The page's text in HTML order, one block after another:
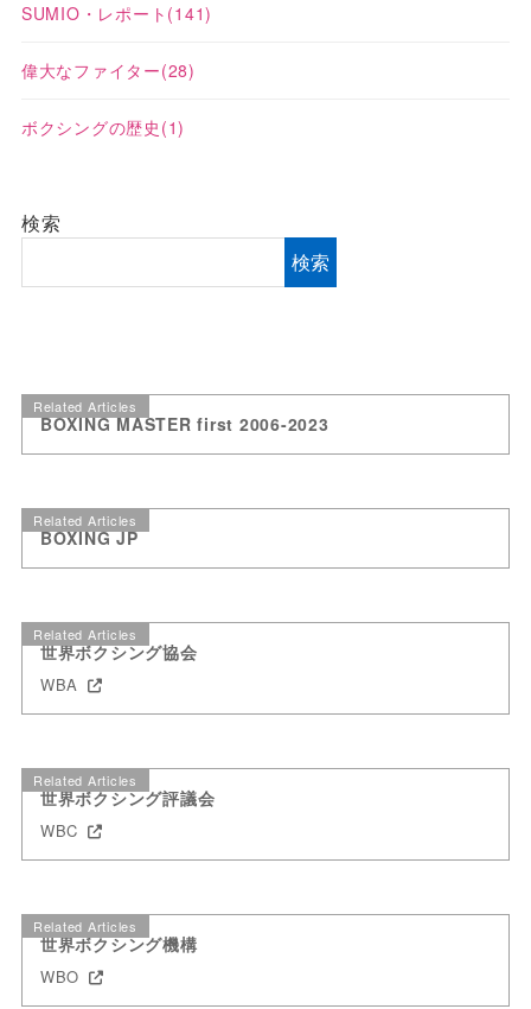
SUMIO・レポート (141)
偉大なファイター(28)
ボクシングの歴史 (1)
検索
検索
Related Articles
BOXING MASTER first 2006-2023
Related Articles
BOXING JP
Related Articles
世界ボクシング協会
WBA
Related Articles
世界ボクシング評議会
WBC
Related Articles
世界ボクシング機構
WBO